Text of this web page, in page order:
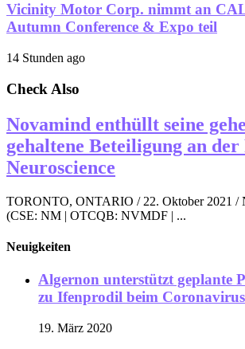
Vicinity Motor Corp. nimmt an
Autumn Conference & Expo teil
14 Stunden ago
Check Also
Novamind enthüllt seine
gehaltene Beteiligung an
Neuroscience
TORONTO, ONTARIO / 22. Oktober 2021 /
(CSE: NM | OTCQB: NVMDF | ...
Neuigkeiten
Algernon unterstützt geplante
zu Ifenprodil beim Coronavirus
19. März 2020